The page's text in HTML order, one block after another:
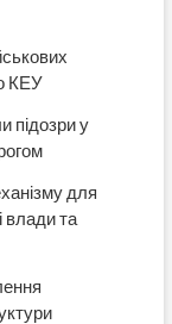
КЕУ
підозри у
для
влади та